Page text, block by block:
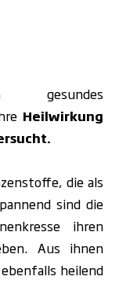
gesundes
Heilwirkung
die als
sind die
ihren
Aus ihnen
heilend